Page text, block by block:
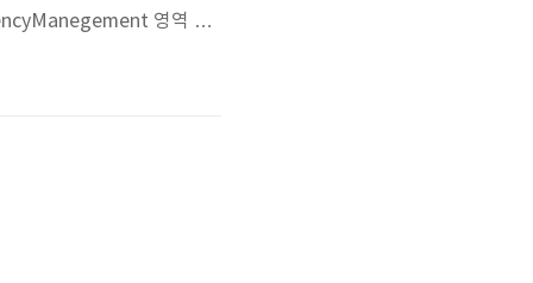
영역 안
전을 명시하지 않아도 되